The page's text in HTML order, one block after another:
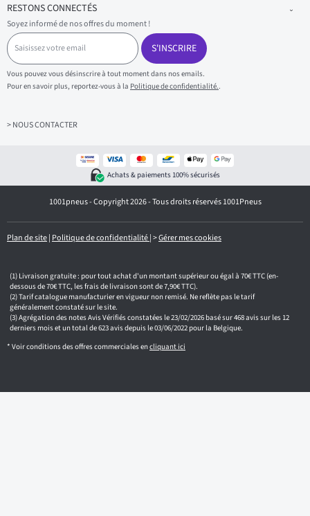
RESTONS CONNECTÉS
Soyez informé de nos offres du moment !
S
a
i
s
i
s
z
i
l
S'INSCRIRE
Vous pouvez vous désinscrire à tout moment dans nos emails.
Pour en savoir plus, reportez-vous à la Politique de confidentialité..
> NOUS CONTACTER
Achats & paiements 100% sécurisés
1001pneus - Copyright 2026 - Tous droits réservés 1001Pneus
Plan de site| Politique de confidentialité|>Gérer mes cookies
Livraison gratuite : pour tout achat d'un montant supérieur ou égal à 70€ TTC (en-
dessous de 70€ TTC, les frais de livraison sont de 7,90€ TTC).
Tarif catalogue manufacturier en vigueur non remisé. Ne reflète pas le tarif
généralement constaté sur le site.
Agrégation des notes Avis Vérifiés constatées le 23/02/2026 basé sur 468 avis sur les 12
derniers mois et un total de 623 avis depuis le 03/06/2022 pour la Belgique.
* Voir conditions des offres commerciales encliquant ici